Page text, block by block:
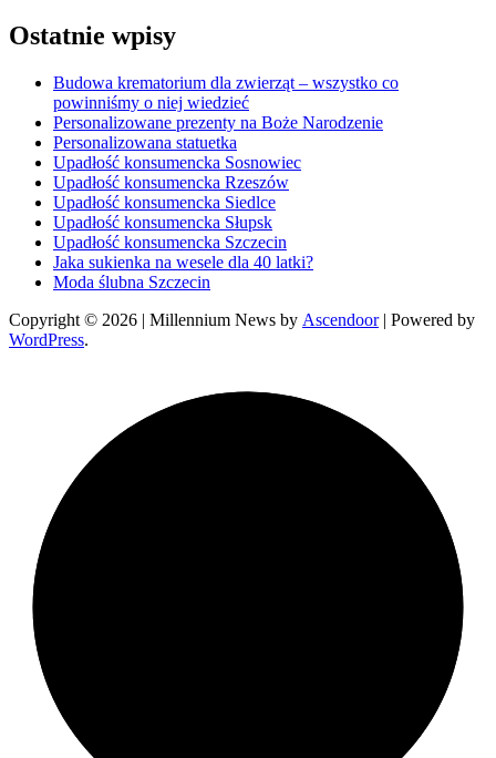
Ostatnie wpisy
Budowa krematorium dla zwierząt – wszystko co
powinniśmy o niej wiedzieć
Personalizowane prezenty na Boże Narodzenie
Personalizowana statuetka
Upadłość konsumencka Sosnowiec
Upadłość konsumencka Rzeszów
Upadłość konsumencka Siedlce
Upadłość konsumencka Słupsk
Upadłość konsumencka Szczecin
Jaka sukienka na wesele dla 40 latki?
Moda ślubna Szczecin
Copyright © 2026 | Millennium News by Ascendoor| Powered by
WordPress.